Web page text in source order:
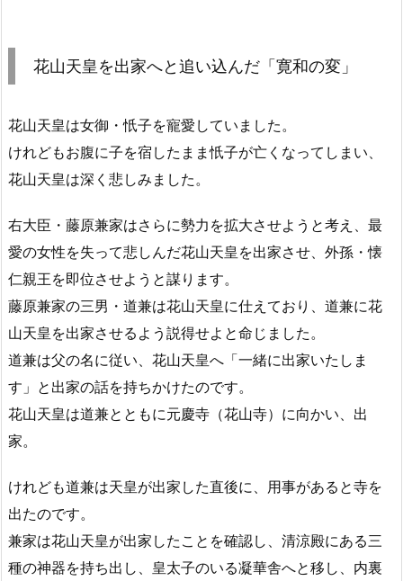
花山天皇を出家へと追い込んだ「寛和の変」
花山天皇は女御・忯子を寵愛していました。
けれどもお腹に子を宿したまま忯子が亡くなってしまい、
花山天皇は深く悲しみました。
右大臣・藤原兼家はさらに勢力を拡大させようと考え、最
愛の女性を失って悲しんだ花山天皇を出家させ、外孫・懐
仁親王を即位させようと謀ります。
藤原兼家の三男・道兼は花山天皇に仕えており、道兼に花
山天皇を出家させるよう説得せよと命じました。
道兼は父の名に従い、花山天皇へ「一緒に出家いたしま
す」と出家の話を持ちかけたのです。
花山天皇は道兼とともに元慶寺（花山寺）に向かい、出
家。
けれども道兼は天皇が出家した直後に、用事があると寺を
出たのです。
兼家は花山天皇が出家したことを確認し、清涼殿にある三
種の神器を持ち出し、皇太子のいる凝華舎へと移し、内裏